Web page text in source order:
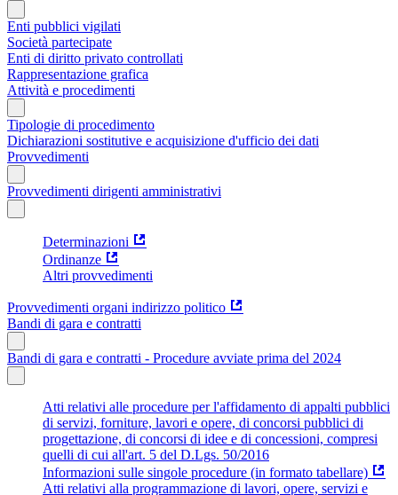
Enti pubblici vigilati
Società partecipate
Enti di diritto privato controllati
Rappresentazione grafica
Attività e procedimenti
Tipologie di procedimento
Dichiarazioni sostitutive e acquisizione d'ufficio dei dati
Provvedimenti
Provvedimenti dirigenti amministrativi
Determinazioni
Ordinanze
Altri provvedimenti
Provvedimenti organi indirizzo politico
Bandi di gara e contratti
Bandi di gara e contratti - Procedure avviate prima del 2024
Atti relativi alle procedure per l'affidamento di appalti pubblici
di servizi, forniture, lavori e opere, di concorsi pubblici di
progettazione, di concorsi di idee e di concessioni, compresi
quelli di cui all'art. 5 del D.Lgs. 50/2016
Informazioni sulle singole procedure (in formato tabellare)
Atti relativi alla programmazione di lavori, opere, servizi e